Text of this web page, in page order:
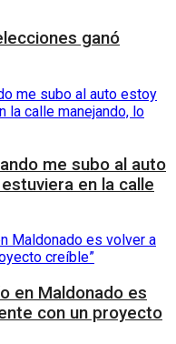
ganó
me subo al auto
en la calle
en Maldonado es
con un proyecto